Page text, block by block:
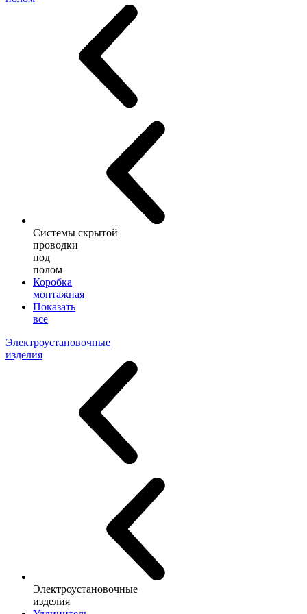
Системы скрытой
проводки
под
полом
Коробка
монтажная
Показать
все
Электроустановочные
изделия
Электроустановочные
изделия